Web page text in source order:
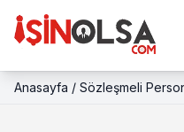
Anasayfa / Sözleşmeli